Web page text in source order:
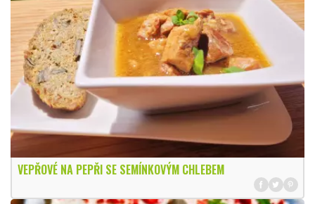
VEPŘOVÉ NA PEPŘI SE SEMÍNKOVÝM CHLEBEM